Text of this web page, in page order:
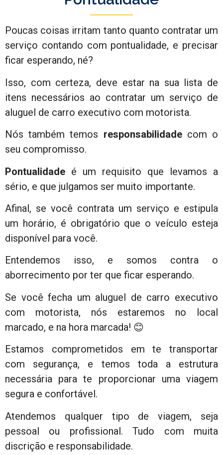
Poucas coisas irritam tanto quanto contratar um
serviço contando com pontualidade, e precisar
ficar esperando, né?
Isso, com certeza, deve estar na sua lista de
itens necessários ao contratar um serviço de
aluguel de carro executivo com motorista.
Nós também temos responsabilidadecom o
seu compromisso.
Pontualidade é um requisito que levamos a
sério, e que julgamos ser muito importante.
Afinal, se você contrata um serviço e estipula
um horário, é obrigatório que o veículo esteja
disponível para você.
Entendemos isso, e somos contra o
aborrecimento por ter que ficar esperando.
Se você fecha um aluguel de carro executivo
com motorista, nós estaremos no local
marcado, e na hora marcada! 😊
Estamos comprometidos em te transportar
com segurança, e temos toda a estrutura
necessária para te proporcionar uma viagem
segura e confortável.
Atendemos qualquer tipo de viagem, seja
pessoal ou profissional. Tudo com muita
discrição e responsabilidade.